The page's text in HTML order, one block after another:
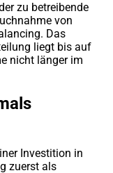
zu betreibende
von
Das
liegt bis auf
nicht länger im
Investition in
zuerst als